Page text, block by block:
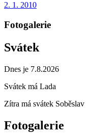
2. 1. 2010
Fotogalerie
Svátek
Dnes je 7.8.2026
Svátek má Lada
Zítra má svátek Soběslav
Fotogalerie